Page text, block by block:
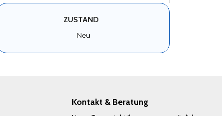
ZUSTAND
Neu
Kontakt & Beratung